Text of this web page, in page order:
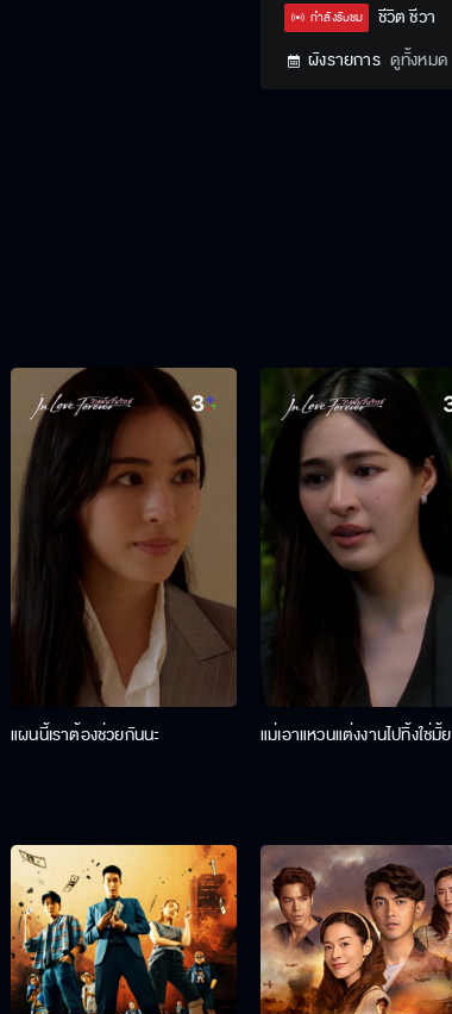
Type
กำลังรับชม
ชีวิต ชีวา
ผังรายการ ดูทั้งหมด
แผนนี้เราต้องช่วยกันนะ แม่เอาแหวนแต่งงานไปทิ้งใช่มั้ย